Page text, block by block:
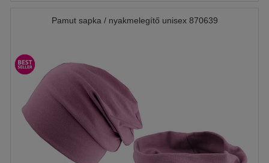
Pamut sapka / nyakmelegítő unisex 870639